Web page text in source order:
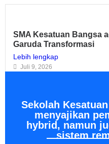
SMA Kesatuan Bangsa
Garuda Transformasi
Lebih lengkap
Juli 9, 2026
Sekolah
menyajikan
hybrid, namun
sistem